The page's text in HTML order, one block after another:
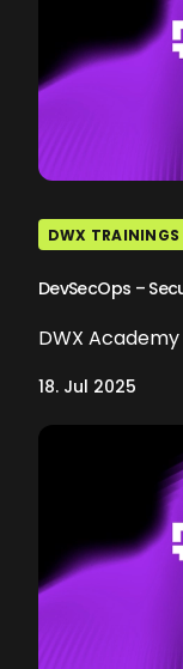
DWX TRAININGS
DevSecOps –
DWX Academy
18. Jul 2025